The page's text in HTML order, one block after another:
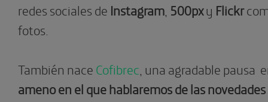
redes sociales de Instagram 500pxy Flickr
fotos.
También naceCofibrec , una agradable pausa
ameno en el que hablaremos de las